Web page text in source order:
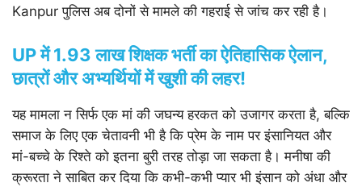
Kanpur पुलिस अब दोनों से मामले की गहराई से जांच कर रही है।
UP में 1.93 लाख शिक्षक भर्ती का ऐतिहासिक ऐलान,
छात्रों और अभ्यर्थियों में खुशी की लहर!
यह मामला न सिर्फ एक मां की जघन्य हरकत को उजागर करता है, बल्कि
समाज के लिए एक चेतावनी भी है कि प्रेम के नाम पर इंसानियत और
मां-बच्चे के रिश्ते को इतना बुरी तरह तोड़ा जा सकता है। मनीषा की
क्रूरता ने साबित कर दिया कि कभी-कभी प्यार भी इंसान को अंधा और